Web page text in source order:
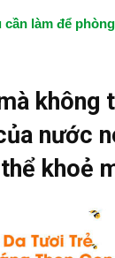
cần làm để
không
nước
khoẻ